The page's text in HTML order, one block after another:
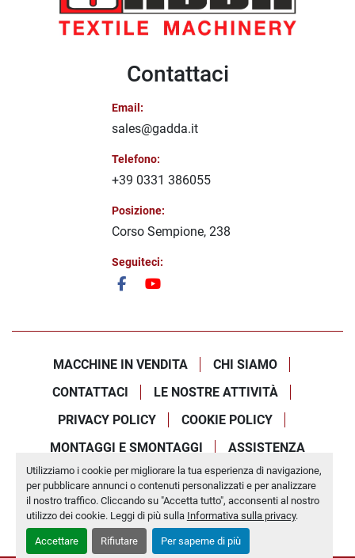
Utilizziamo i cookie per migliorare la tua esperienza di navigazione,
per pubblicare annunci o contenuti personalizzati e per analizzare
il nostro traffico. Cliccando su "Accetta tutto", acconsenti al nostro
utilizzo dei cookie. Leggi di più sulla Informativa sulla privacy.
Accettare Rifiutare Per saperne di più
Contattaci
Email:
sales@gadda.it
Telefono:
+39 0331 386055
Posizione:
Corso Sempione, 238
Seguiteci:
facebookyoutube
MACCHINE IN VENDITA
CHI SIAMO
CONTATTACI
LE NOSTRE ATTIVITÀ
PRIVACY POLICY
COOKIE POLICY
MONTAGGI E SMONTAGGI
ASSISTENZA
Personalizza le preferenze sui Cookies
Machinio Systemsito web diMachinio